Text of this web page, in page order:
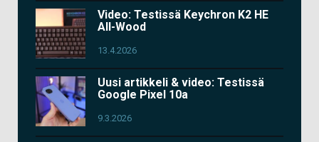
Video: Testissä Keychron K2 HE
All-Wood
13.4.2026
Uusi artikkeli & video: Testissä
Google Pixel 10a
9.3.2026